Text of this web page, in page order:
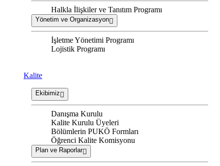
Halkla İlişkiler ve Tanıtım Programı
Yönetim ve Organizasyon
İşletme Yönetimi Programı
Lojistik Programı
Kalite
Ekibimiz
Danışma Kurulu
Kalite Kurulu Üyeleri
Bölümlerin PUKÖ Formları
Öğrenci Kalite Komisyonu
Plan ve Raporlar